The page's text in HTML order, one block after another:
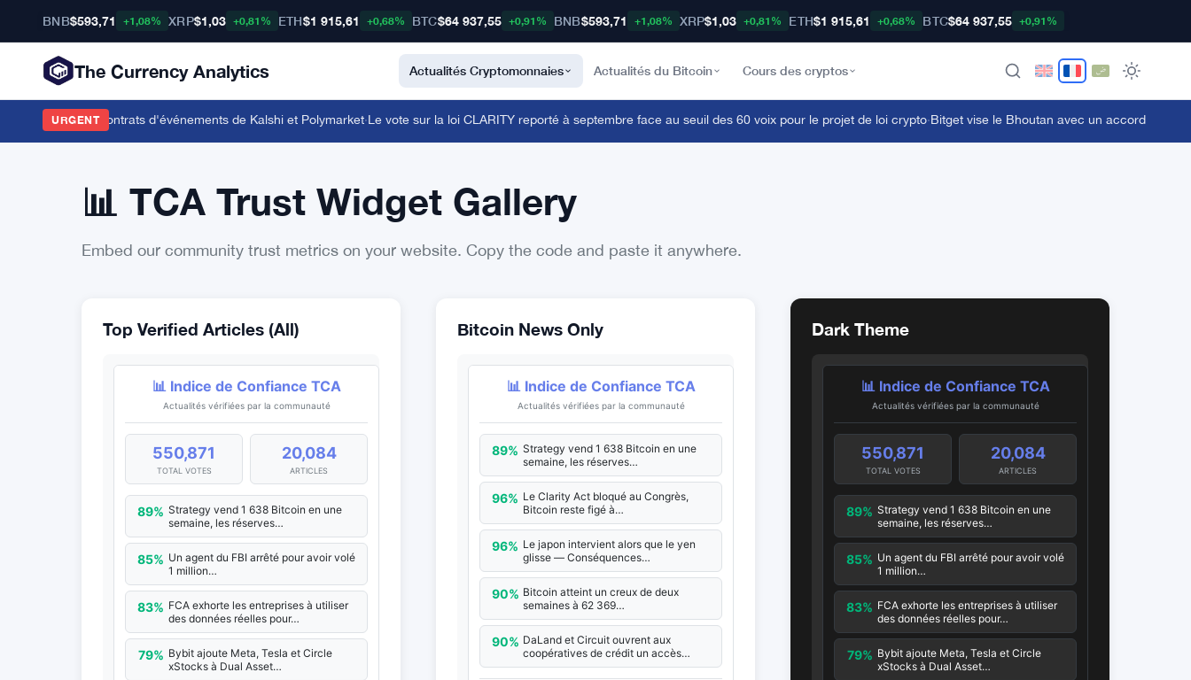
BNB$593,71 +1,08% XRP$1,03 +0,81% ETH$1 915,61 +0,68% BTC$64 937,55 +0,91% BNB$593,71 +1,08% XRP$1,03 +0,81% ETH$1 915,61 +0,68% BTC$64 937,55 +0,91%
The Currency Analytics Actualités Cryptomonnaies Actualités du Bitcoin Cours des cryptos
URGENT
sur les contrats d'événements de Kalshi et Polymarket·Le vote sur la loi CLARITY reporté à septembre face au seuil des 60 voix pour le projet de loi crypto·Bitget vise le Bhoutan avec un accord sur la
📊 TCA Trust Widget Gallery
Embed our community trust metrics on your website. Copy the code and paste it anywhere.
Top Verified Articles (All) Bitcoin News Only Dark Theme